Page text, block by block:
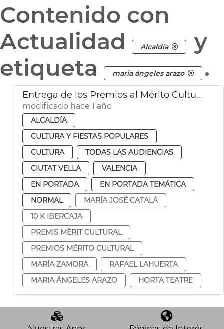
Contenido con
Actualidad
Alcaldía
y
etiqueta
maria ángeles arazo .
Entrega de los Premios al Mérito Cultural
modificado hace 1 año
ALCALDÍA
CULTURA Y FIESTAS POPULARES
CULTURA
TODAS LAS AUDIENCIAS
CIUTAT VELLA
VALENCIA
EN PORTADA
EN PORTADA TEMÁTICA
NORMAL
MARÍA JOSÉ CATALÁ
10 K IBERCAJA
PREMIS MÈRIT CULTURAL
PREMIOS MÉRITO CULTURAL
MARÍA ZAMORA
RAFAEL LAHUERTA
MARIA ÁNGELES ARAZO
HORTA TEATRE